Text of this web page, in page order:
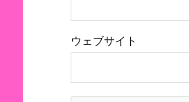
ウェブサイト